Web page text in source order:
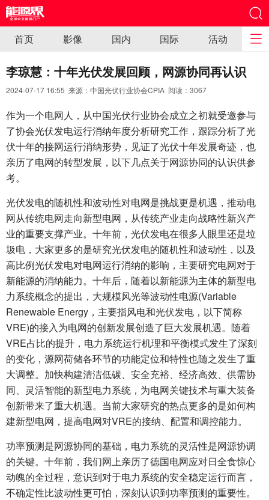
首页 影像 国内 国际 活动
李琼慧：十年光伏发展回顾，网源协同再认识
2024-07-17 16:55 来源：中国光伏行业协会CPIA 阅读： 3067
作为一个电网人，从中国光伏行业协会成立之初就受邀参与
了协会光伏发电运行消纳年度分析研究工作，跟踪分析了光
伏十年的接网运行消纳形势，见证了光伏十年发展奇迹，也
亲历了电网的转型发展，以下几点关于网源协同的认识供参
考。
光伏发电的随机性和波动性对电网是挑战更是机遇，推动电
网从传统电网走向新型电网，从传统产业走向战略性新兴产
业的重要支撑产业。十年前，光伏发电在很多人眼里还是垃
圾电，大家更多的是研究光伏发电的随机性和波动性，以及
高比例光伏发电对电网运行消纳的影响，主要研究电网对于
新能源的消纳能力。十年后，随着以新能源为主体的新型电
力系统概念的提出，大规模风光等波动性电源(Variable
Renewable Energy，主要指风电和光伏发电，以下简称
VRE)的接入为电网的创新发展创造了巨大发展机遇。随着
VRE占比的提升，电力系统运行机理和平衡模式发生了深刻
的变化，源网荷储各环节的功能定位和特性也随之发生了重
大调整。加快构建清洁低碳、安全充裕、经济高效、供需协
同、灵活智能的新型电力系统，为电网关键技术与重大装备
创新带来了重大机遇。当前大家研究的热点更多的是如何构
建新型电网，提高电网对VRE的接纳、配置和调控能力。
功率预测是网源协同的基础，电力系统的灵活性是网源协调
的关键。十年前，我们网上亲历了德国电网应对日全食惊心
动魄的全过程，意识到对于电力系统的安全稳定运行而言，
不确定性比波动性更可怕，深刻认识到功率预测的重要性。